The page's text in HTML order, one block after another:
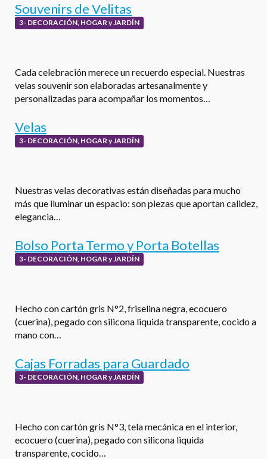
Souvenirs de Velitas
3- DECORACIÓN, HOGAR y JARDÍN
Cada celebración merece un recuerdo especial. Nuestras
velas souvenir son elaboradas artesanalmente y
personalizadas para acompañar los momentos…
Velas
3- DECORACIÓN, HOGAR y JARDÍN
Nuestras velas decorativas están diseñadas para mucho
más que iluminar un espacio: son piezas que aportan calidez,
elegancia…
Bolso Porta Termo y Porta Botellas
3- DECORACIÓN, HOGAR y JARDÍN
Hecho con cartón gris N°2, friselina negra, ecocuero
(cuerina), pegado con silicona liquida transparente, cocido a
mano con…
Cajas Forradas para Guardado
3- DECORACIÓN, HOGAR y JARDÍN
Hecho con cartón gris N°3, tela mecánica en el interior,
ecocuero (cuerina), pegado con silicona liquida
transparente, cocido…